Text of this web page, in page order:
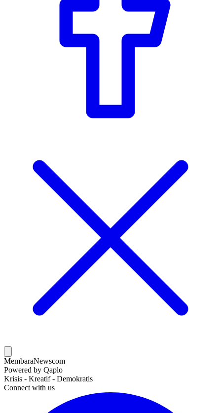
MembaraNewscom
Powered by Qaplo
Krisis - Kreatif - Demokratis
Connect with us